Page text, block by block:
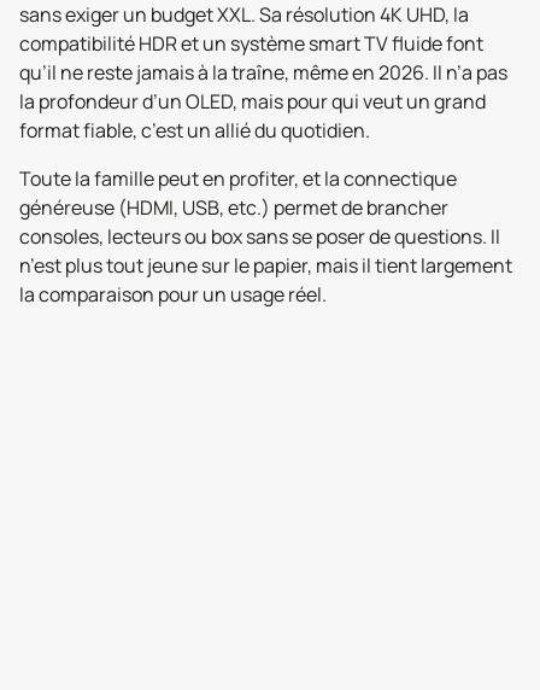
sans exiger un budget XXL. Sa résolution 4K UHD, la
compatibilité HDR et un système smart TV fluide font
qu’il ne reste jamais à la traîne, même en 2026. Il n’a pas
la profondeur d’un OLED, mais pour qui veut un grand
format fiable, c’est un allié du quotidien.
Toute la famille peut en profiter, et la connectique
généreuse (HDMI, USB, etc.) permet de brancher
consoles, lecteurs ou box sans se poser de questions. Il
n’est plus tout jeune sur le papier, mais il tient largement
la comparaison pour un usage réel.